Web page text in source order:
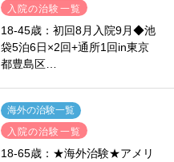
入院の治験一覧
18-45歳：初回8月入院9月◆池
袋5泊6日×2回+通所1回in東京
都豊島区…
海外の治験一覧
入院の治験一覧
18-65歳：★海外治験★アメリ